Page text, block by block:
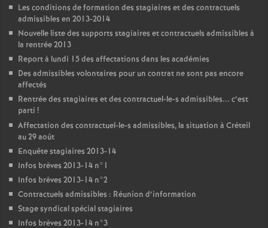
Les conditions de formation des stagiaires et des contractuels
admissibles en 2013-2014
Nouvelle liste des supports stagiaires et contractuels admissibles à
la rentrée 2013
Report à lundi 15 des affectations dans les académies
Des admissibles volontaires pour un contrat ne sont pas encore
affectés
Rentrée des stagiaires et des contractuel-le-s admissibles... c’est
parti !
Affectation des contractuel-le-s admissibles, la situation à Créteil
au 29 août
Enquête stagiaires 2013-14
Infos brèves 2013-14 n°1
Infos brèves 2013-14 n°2
Contractuels admissibles : Réunion d’information
Stage syndical spécial stagiaires
Infos brèves 2013-14 n°3